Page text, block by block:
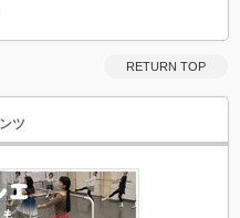
RETURN TOP
ツ